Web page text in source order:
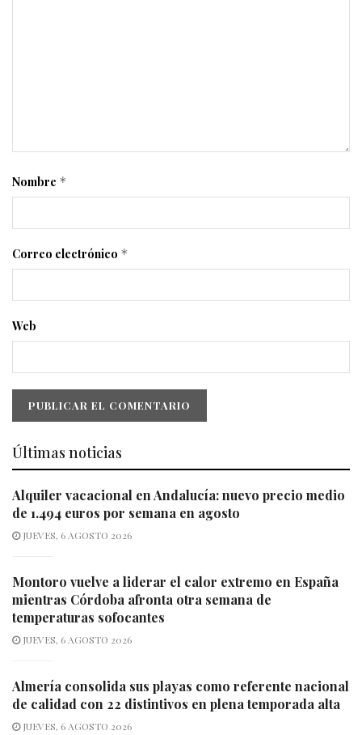
Nombre *
Correo electrónico *
Web
Últimas noticias
Alquiler vacacional en Andalucía: nuevo precio medio
de 1.494 euros por semana en agosto
JUEVES, 6 AGOSTO 2026
Montoro vuelve a liderar el calor extremo en España
mientras Córdoba afronta otra semana de
temperaturas sofocantes
JUEVES, 6 AGOSTO 2026
Almería consolida sus playas como referente nacional
de calidad con 22 distintivos en plena temporada alta
JUEVES, 6 AGOSTO 2026